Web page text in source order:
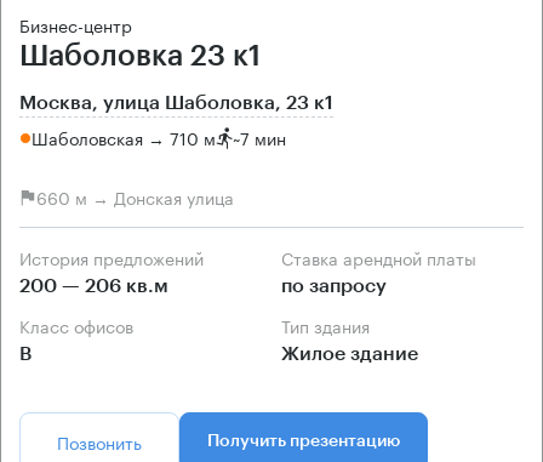
Бизнес-центр
Шаболовка 23 к1
Москва, улица Шаболовка, 23 к1
Шаболовская → 710 м ~7 мин
660 м → Донская улица
История предложений
200 — 206 кв.м
Ставка арендной платы
по запросу
Класс офисов
B
Тип здания
Жилое здание
Позвонить Получить презентацию